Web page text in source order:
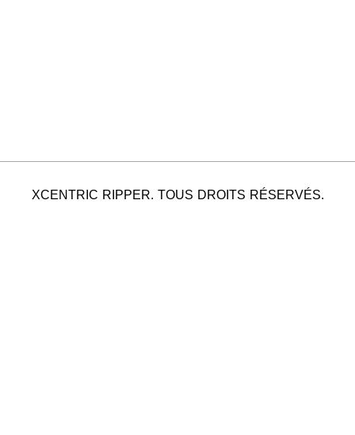
XCENTRIC RIPPER. TOUS DROITS RÉSERVÉS.